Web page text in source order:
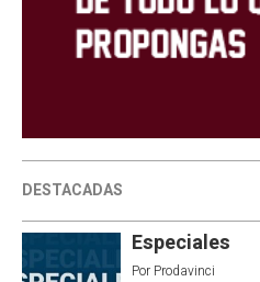
DESTACADAS
Especiales
Por Prodavinci